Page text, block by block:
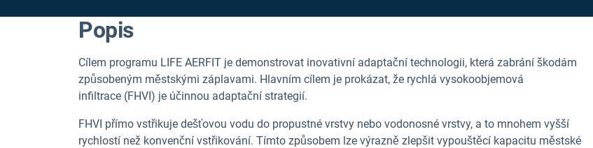
Popis
Cílem programu LIFE AERFIT je demonstrovat inovativní adaptační technologii, která zabrání škodám
způsobeným městskými záplavami. Hlavním cílem je prokázat, že rychlá vysokoobjemová
infiltrace (FHVI) je účinnou adaptační strategií.
FHVI přímo vstřikuje dešťovou vodu do propustné vrstvy nebo vodonosné vrstvy, a to mnohem vyšší
rychlostí než konvenční vstřikování. Tímto způsobem lze výrazně zlepšit vypouštěcí kapacitu městské